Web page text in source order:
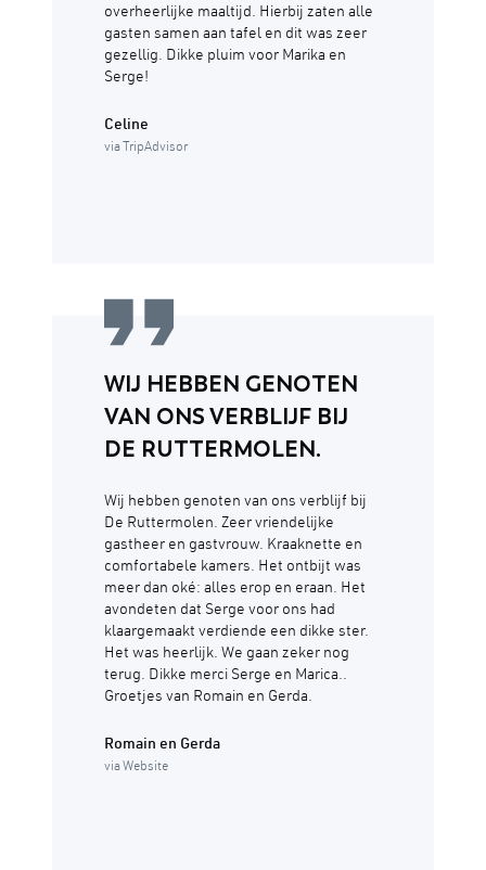
overheerlijke maaltijd. Hierbij zaten alle
gasten samen aan tafel en dit was zeer
gezellig. Dikke pluim voor Marika en
Serge!
Celine
via TripAdvisor
WIJ HEBBEN GENOTEN
VAN ONS VERBLIJF BIJ
DE RUTTERMOLEN.
Wij hebben genoten van ons verblijf bij
De Ruttermolen. Zeer vriendelijke
gastheer en gastvrouw. Kraaknette en
comfortabele kamers. Het ontbijt was
meer dan oké: alles erop en eraan. Het
avondeten dat Serge voor ons had
klaargemaakt verdiende een dikke ster.
Het was heerlijk. We gaan zeker nog
terug. Dikke merci Serge en Marica..
Groetjes van Romain en Gerda.
Romain en Gerda
via Website